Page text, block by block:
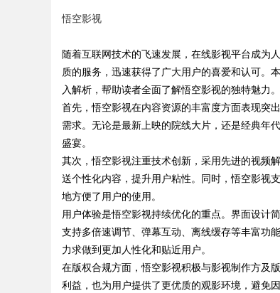
uz
!
悟空影视
随着互联网技术的飞速发展，在线影视平台成为
质的服务，迅速获得了广大用户的喜爱和认可。
入解析，帮助读者全面了解悟空影视的独特魅力。
首先，悟空影视在内容资源的丰富度方面表现突
需求。无论是最新上映的院线大片，还是经典年
盛宴。
其次，悟空影视注重技术创新，采用先进的视频
送个性化内容，提升用户粘性。同时，悟空影视
地方便了用户的使用。
用户体验是悟空影视持续优化的重点。界面设计
支持多倍速调节、弹幕互动、离线缓存等丰富功
力求做到更加人性化和贴近用户。
在版权合规方面，悟空影视积极与影视制作方及
利益，也为用户提供了更优质的观影环境，避免
眼镜 上海配眼镜
守护者